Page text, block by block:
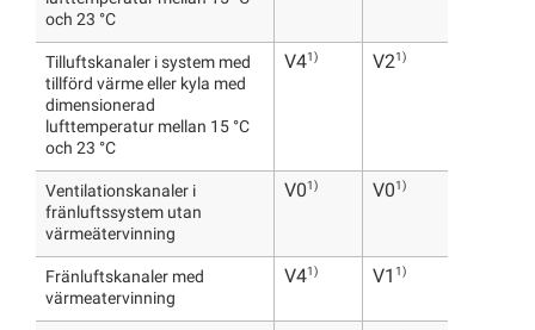
och 23 °C
Tilluftskanaler i system med
tillförd värme eller kyla med
dimensionerad
lufttemperatur mellan 15 °C
och 23 °C
V41) V21)
Ventilationskanaler i
fränluftssystem utan
värmeätervinning
V01) V01)
Fränluftskanaler med
värmeatervinning
V41) V1 1)